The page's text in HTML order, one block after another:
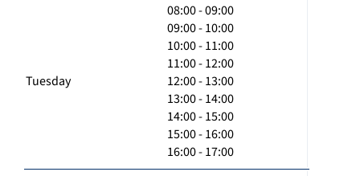
Tuesday
08:00 - 09:00
09:00 - 10:00
10:00 - 11:00
11:00 - 12:00
12:00 - 13:00
13:00 - 14:00
14:00 - 15:00
15:00 - 16:00
16:00 - 17:00